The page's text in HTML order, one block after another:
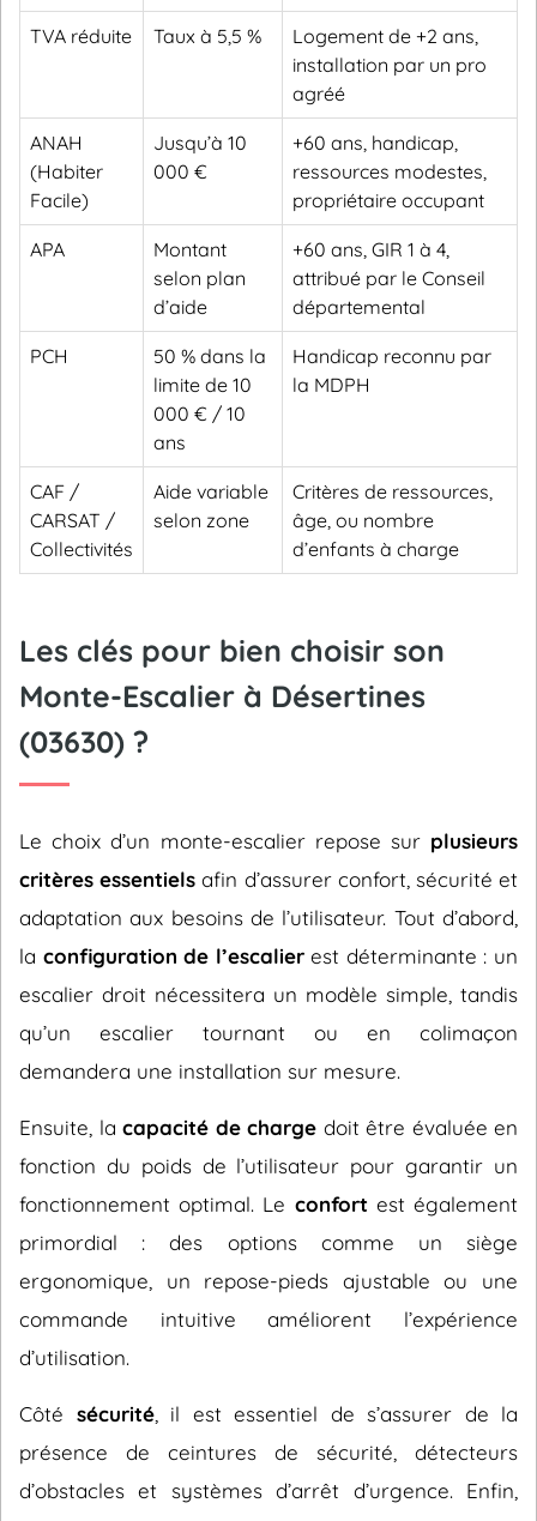
TVA réduite Taux à 5,5 %
Logement de +2 ans,
installation par un pro
agréé
ANAH
(Habiter
Facile)
Jusqu’à 10
000 €
+60 ans, handicap,
ressources modestes,
propriétaire occupant
APA
Montant
selon plan
d’aide
+60 ans, GIR 1 à 4,
attribué par le Conseil
départemental
PCH
50 % dans la
limite de 10
000 € / 10
ans
Handicap reconnu par
la MDPH
CAF /
CARSAT /
Collectivités
Aide variable
selon zone
Critères de ressources,
âge, ou nombre
d’enfants à charge
Les clés pour bien choisir son
Monte-Escalier à Désertines
(03630) ?
Le choix d’un monte-escalier repose sur plusieurs
critères essentiels afin d’assurer confort, sécurité et
adaptation aux besoins de l’utilisateur. Tout d’abord,
la configuration de l’escalierest déterminante : un
escalier droit nécessitera un modèle simple, tandis
qu’un escalier tournant ou en colimaçon
demandera une installation sur mesure.
Ensuite, la capacité de charge doit être évaluée en
fonction du poids de l’utilisateur pour garantir un
fonctionnement optimal. Le confort est également
primordial : des options comme un siège
ergonomique, un repose-pieds ajustable ou une
commande intuitive améliorent l’expérience
d’utilisation.
Côté sécurité, il est essentiel de s’assurer de la
présence de ceintures de sécurité, détecteurs
d’obstacles et systèmes d’arrêt d’urgence. Enfin,